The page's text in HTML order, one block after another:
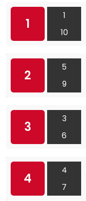
1
1
10
2
5
9
3
3
6
4
4
7